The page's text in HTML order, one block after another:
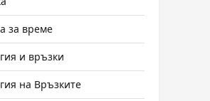
за време
и връзки
на Връзките